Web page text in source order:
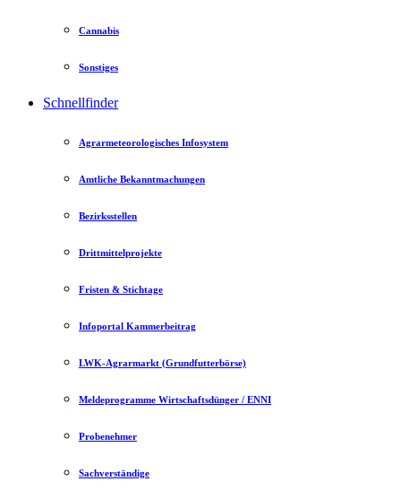
Cannabis
Sonstiges
Schnellfinder
Agrarmeteorologisches Infosystem
Amtliche Bekanntmachungen
Bezirksstellen
Drittmittelprojekte
Fristen & Stichtage
Infoportal Kammerbeitrag
LWK-Agrarmarkt (Grundfutterbörse)
Meldeprogramme Wirtschaftsdünger / ENNI
Probenehmer
Sachverständige